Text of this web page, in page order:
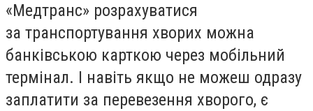
«Медтранс» розрахуватися
за транспортування хворих можна
банківською карткою через мобільний
термінал. І навіть якщо не можеш одразу
заплатити за перевезення хворого, є